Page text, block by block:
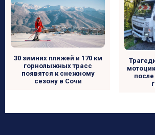
30 зимних пляжей и 170 км
горнолыжных трасс
появятся к снежному
сезону в Сочи